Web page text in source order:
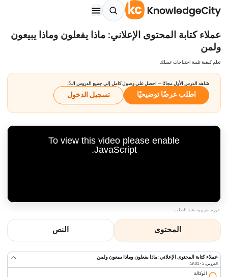
عملاء كتابة المحتوى الإعلاني: ماذا يفعلون وماذا يبيعون
ولمن
تعلم كيفية تلبية احتياجات عميلك
شاهد الدرس الأول مجانًا — احصل على وصول كامل إلى جميع الدروس الـ5.
اطلب عرضًا توضيحيًا تسجيل الدخول
To view this video please enable
JavaScript.
دورة تدريبية: عند الطلب
المحتوى النص
عملاء كتابة المحتوى الإعلاني: ماذا يفعلون وماذا يبيعون ولمن
الدروس: 5 · 19:01
الوكالة